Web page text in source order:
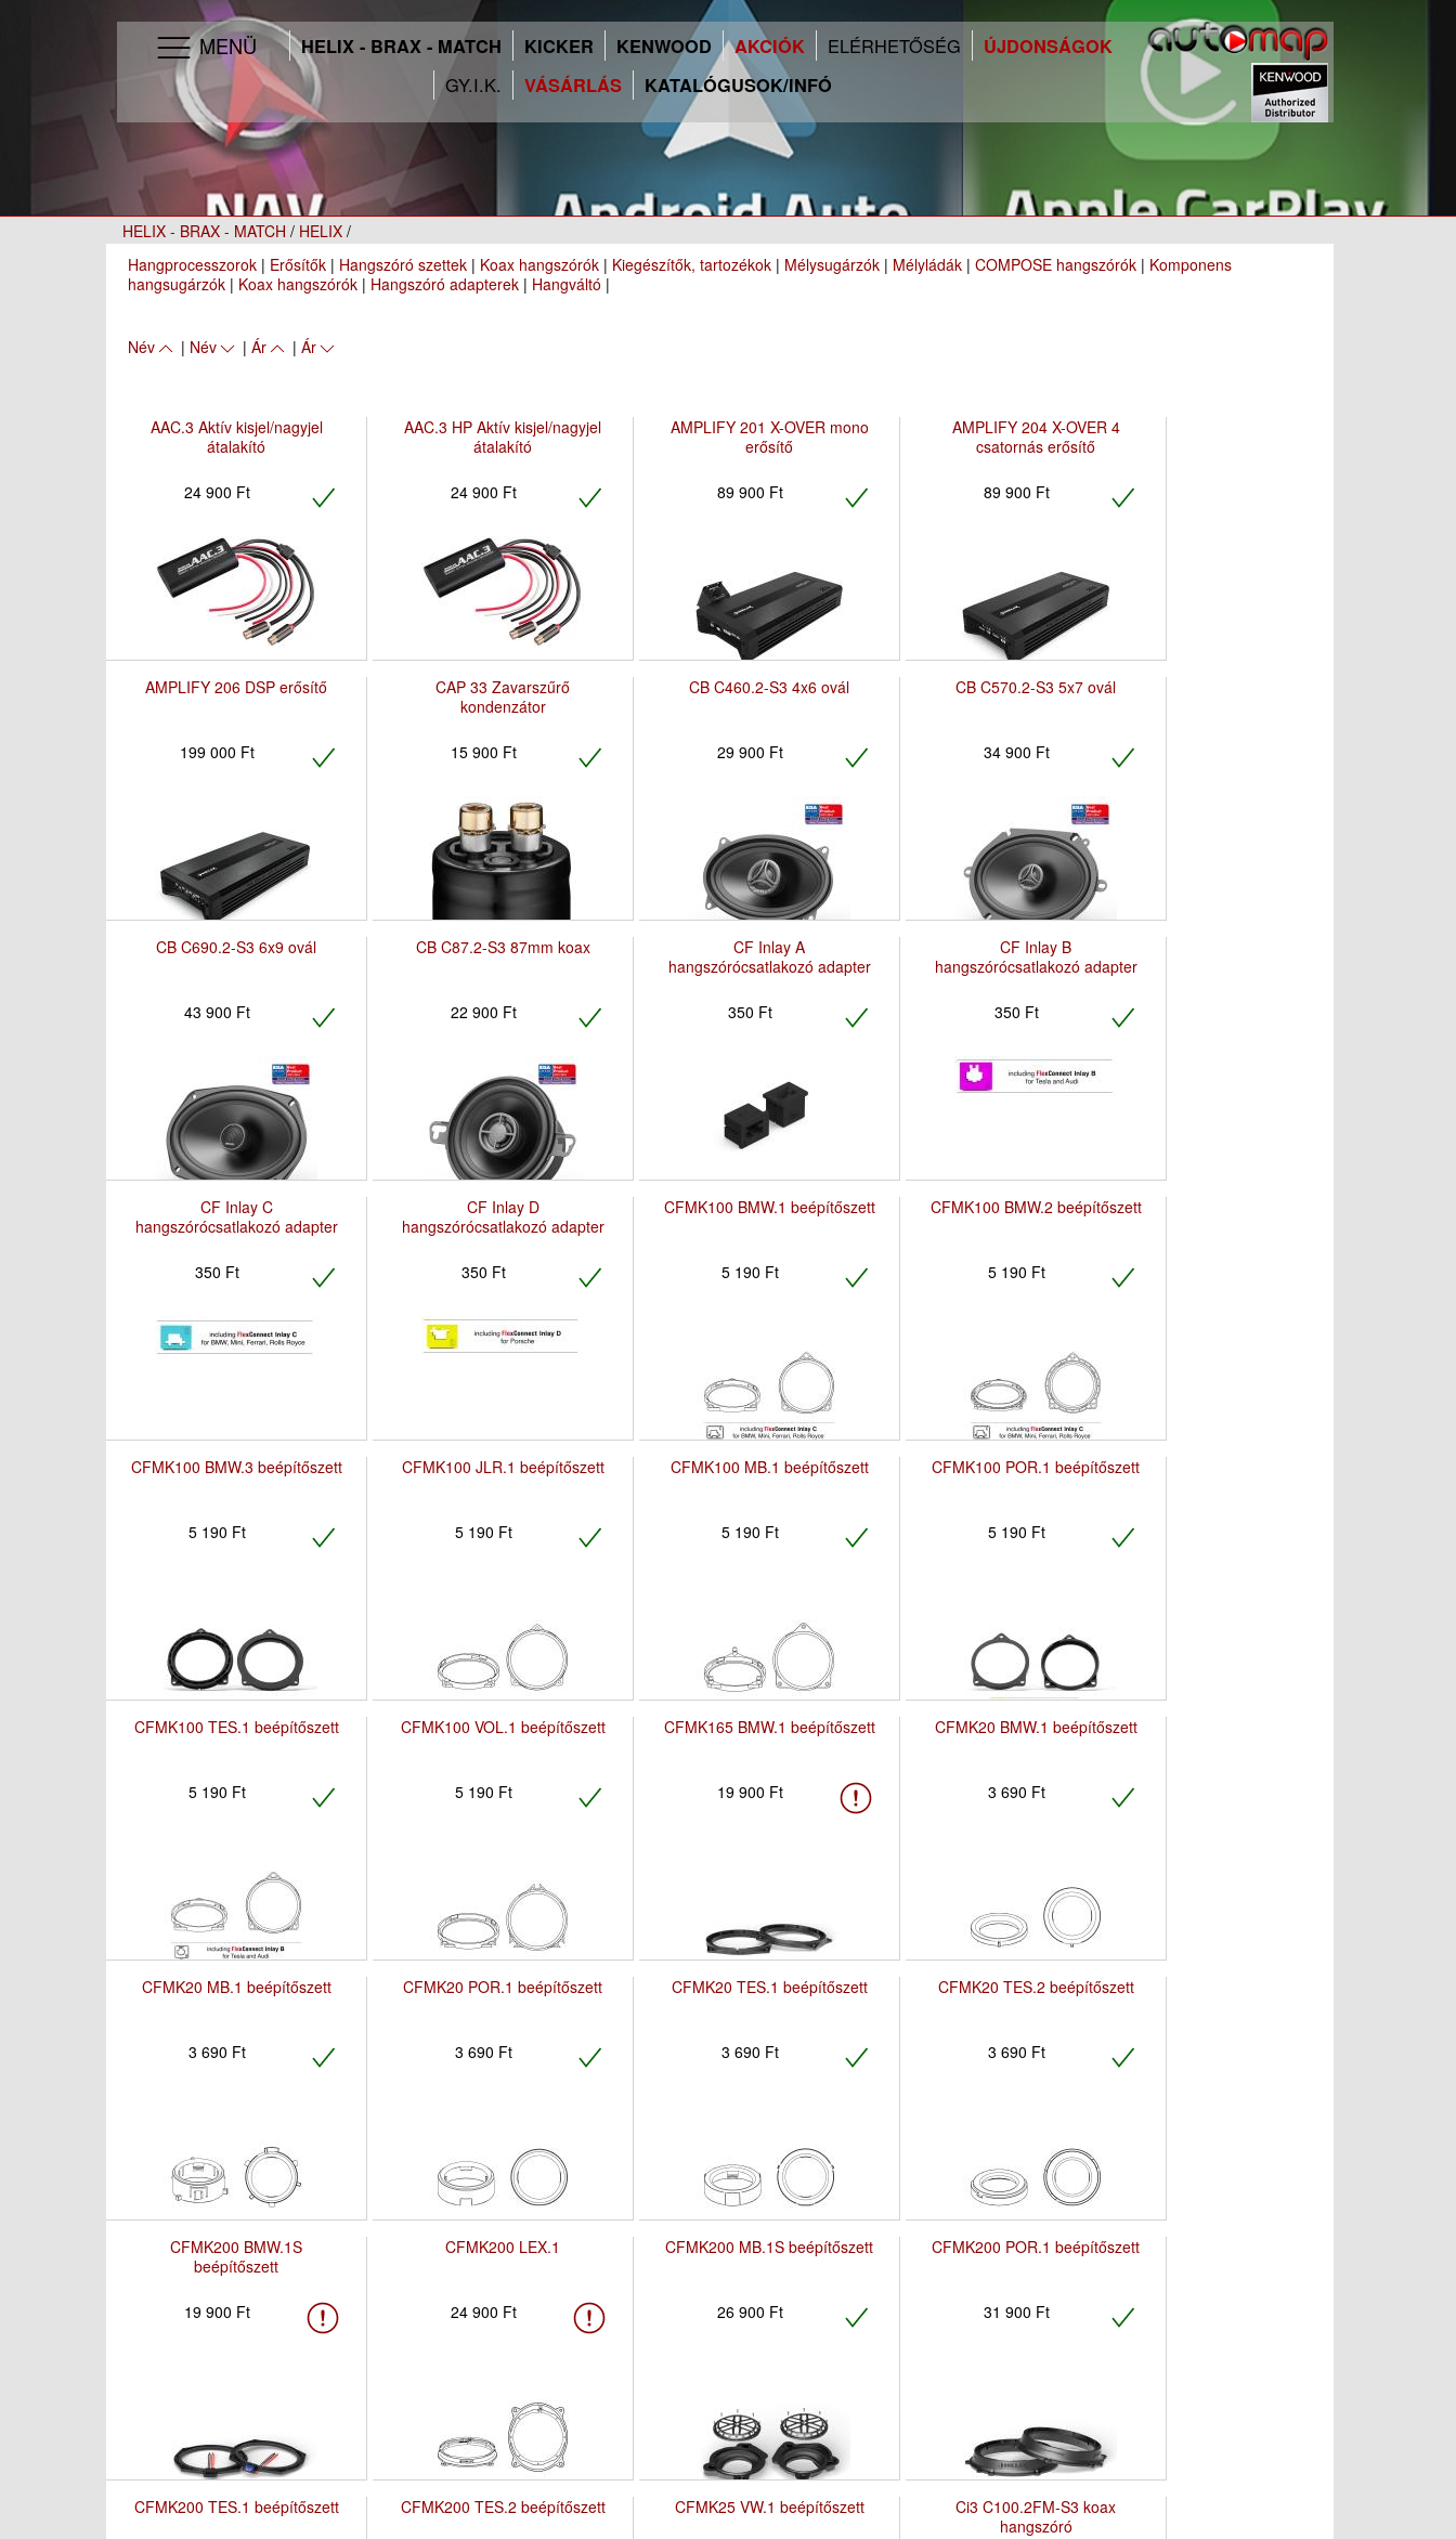
MENÜ HELIX - BRAX - MATCH KICKER KENWOOD AKCIÓK ELÉRHETŐSÉG ÚJDONSÁGOK
GY.I.K. VÁSÁRLÁS KATALÓGUSOK/INFÓ
HELIX - BRAX - MATCH / HELIX /
Hangprocesszorok | Erősítők | Hangszóró szettek | Koax hangszórók | Kiegészítők, tartozékok | Mélysugárzók | Mélyládák |COMPOSE hangszórók | Komponens
hangsugárzók | Koax hangszórók | Hangszóró adapterek | Hangváltó |
Név | Név |Ár |Ár
AAC.3 Aktív kisjel/nagyjel
átalakító
24 900 Ft
AAC.3 HP Aktív kisjel/nagyjel
átalakító
24 900 Ft
AMPLIFY 201 X-OVER mono
erősítő
89 900 Ft
AMPLIFY 204 X-OVER 4
csatornás erősítő
89 900 Ft
AMPLIFY 206 DSP erősítő
199 000 Ft
CAP 33 Zavarszűrő
kondenzátor
15 900 Ft
CB C460.2-S3 4x6 ovál
29 900 Ft
CB C570.2-S3 5x7 ovál
34 900 Ft
CB C690.2-S3 6x9 ovál
43 900 Ft
CB C87.2-S3 87mm koax
22 900 Ft
CF Inlay A
hangszórócsatlakozó adapter
350 Ft
CF Inlay B
hangszórócsatlakozó adapter
350 Ft
CF Inlay C
hangszórócsatlakozó adapter
350 Ft
CF Inlay D
hangszórócsatlakozó adapter
350 Ft
CFMK100 BMW.1 beépítőszett
5 190 Ft
CFMK100 BMW.2 beépítőszett
5 190 Ft
CFMK100 BMW.3 beépítőszett
5 190 Ft
CFMK100 JLR.1 beépítőszett
5 190 Ft
CFMK100 MB.1 beépítőszett
5 190 Ft
CFMK100 POR.1 beépítőszett
5 190 Ft
CFMK100 TES.1 beépítőszett
5 190 Ft
CFMK100 VOL.1 beépítőszett
5 190 Ft
CFMK165 BMW.1 beépítőszett
19 900 Ft
CFMK20 BMW.1 beépítőszett
3 690 Ft
CFMK20 MB.1 beépítőszett
3 690 Ft
CFMK20 POR.1 beépítőszett
3 690 Ft
CFMK20 TES.1 beépítőszett
3 690 Ft
CFMK20 TES.2 beépítőszett
3 690 Ft
CFMK200 BMW.1S
beépítőszett
19 900 Ft
CFMK200 LEX.1
24 900 Ft
CFMK200 MB.1S beépítőszett
26 900 Ft
CFMK200 POR.1 beépítőszett
31 900 Ft
CFMK200 TES.1 beépítőszett CFMK200 TES.2 beépítőszett CFMK25 VW.1 beépítőszett
Ci3 C100.2FM-S3 koax
hangszóró